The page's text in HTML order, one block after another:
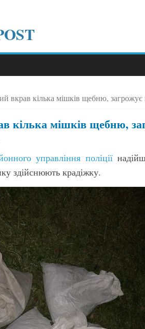
вкрав кілька мішків щебню,
кілька мішків щебню,
управління поліції
здійснюють крадіжку.